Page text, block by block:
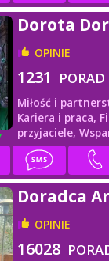
Dorota
OPINIE
1231 PORAD
Miłość i
Kariera i praca,
przyjaciele,
Doradca
OPINIE
16028